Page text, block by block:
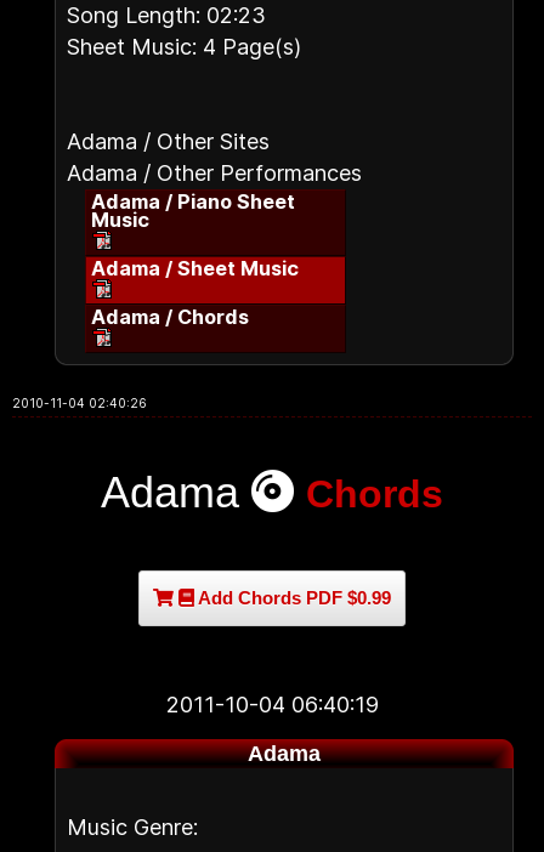
Song Length: 02:23
Sheet Music: 4 Page(s)
Adama / Other Sites
Adama / Other Performances
Adama / Piano Sheet
Music
Adama / Sheet Music
Adama / Chords
2010-11-04 02:40:26
Adama Chords
Add Chords PDF $0.99
2011-10-04 06:40:19
Adama
Music Genre: